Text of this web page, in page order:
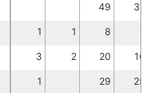
49 37
1 1 8 7
3 2 20 16
1 29 25